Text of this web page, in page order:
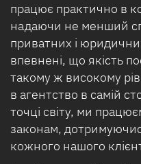
працює практично в
надаючи не менший
приватних і
впевнені, що якість
такому ж високому
в агентство в самій
точці світу, ми
законам,
кожного нашого